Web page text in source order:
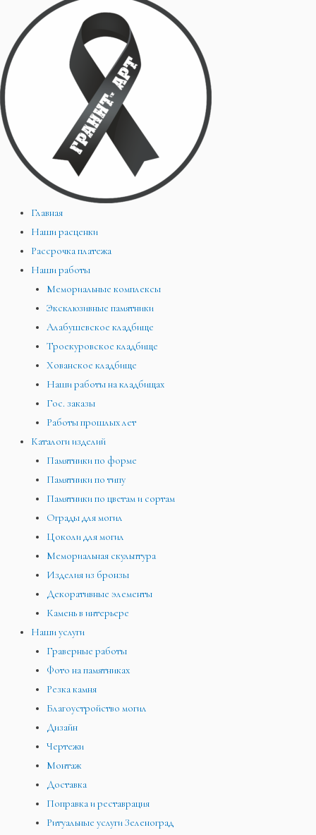
Главная
Наши расценки
Рассрочка платежа
Наши работы
Мемориальные комплексы
Эксклюзивные памятники
Алабушевское кладбище
Троекуровское кладбище
Хованское кладбище
Наши работы на кладбищах
Гос. заказы
Работы прошлых лет
Каталоги изделий
Памятники по форме
Памятники по типу
Памятники по цветам и сортам
Ограды для могил
Цоколи для могил
Мемориальная скульптура
Изделия из бронзы
Декоративные элементы
Камень в интерьере
Наши услуги
Граверные работы
Фото на памятниках
Резка камня
Благоустройство могил
Дизайн
Чертежи
Монтаж
Доставка
Поправка и реставрация
Ритуальные услуги Зеленоград